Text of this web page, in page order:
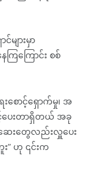
ျားမှာ
ြကြောင်း စစ်
ောင့်ရှောက်မှု၊ အ
င့်ပေးတာရှိတယ် အခု
ေးတွေလည်းလှူပေး
” ဟု ၎င်းက